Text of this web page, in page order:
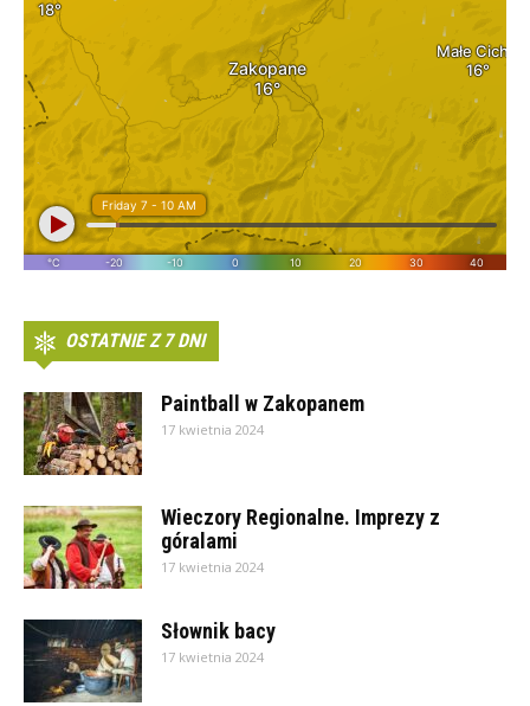
OSTATNIE Z 7 DNI
Paintball w Zakopanem
17 kwietnia 2024
Wieczory Regionalne. Imprezy z
góralami
17 kwietnia 2024
Słownik bacy
17 kwietnia 2024